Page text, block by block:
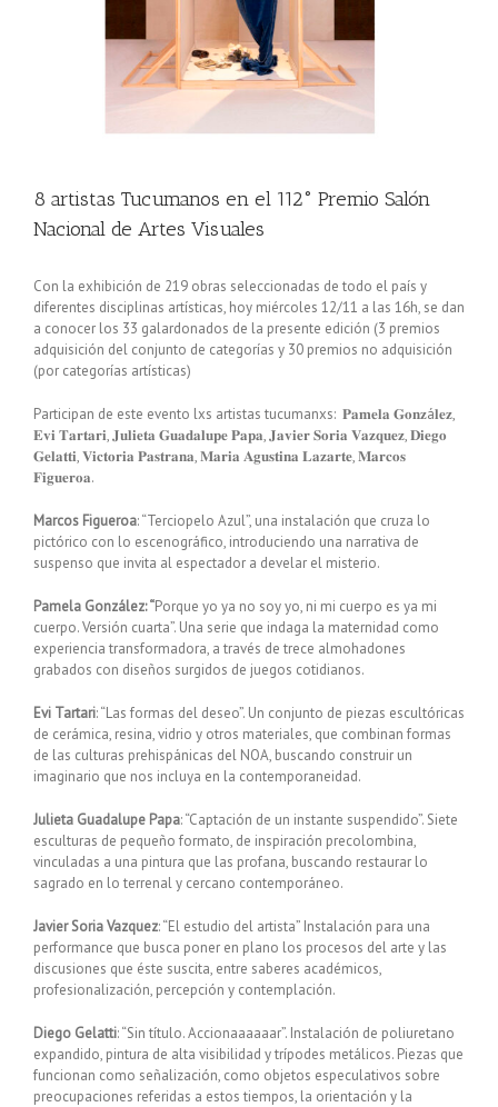
8 artistas Tucumanos en el 112° Premio Salón
Nacional de Artes Visuales
Con la exhibición de 219 obras seleccionadas de todo el país y
diferentes disciplinas artísticas, hoy miércoles 12/11 a las 16h, se dan
a conocer los 33 galardonados de la presente edición (3 premios
adquisición del conjunto de categorías y 30 premios no adquisición
(por categorías artísticas)
Participan de este evento lxs artistas tucumanxs: 𝐏𝐚𝐦𝐞𝐥𝐚 𝐆𝐨𝐧𝐳á𝐥𝐞𝐳,
𝐄𝐯𝐢 𝐓𝐚𝐫𝐭𝐚𝐫𝐢, 𝐉𝐮𝐥𝐢𝐞𝐭𝐚 𝐆𝐮𝐚𝐝𝐚𝐥𝐮𝐩𝐞 𝐏𝐚𝐩𝐚, 𝐉𝐚𝐯𝐢𝐞𝐫 𝐒𝐨𝐫𝐢𝐚 𝐕𝐚𝐳𝐪𝐮𝐞𝐳, 𝐃𝐢𝐞𝐠𝐨
𝐆𝐞𝐥𝐚𝐭𝐭𝐢, 𝐕𝐢𝐜𝐭𝐨𝐫𝐢𝐚 𝐏𝐚𝐬𝐭𝐫𝐚𝐧𝐚, 𝐌𝐚𝐫𝐢𝐚 𝐀𝐠𝐮𝐬𝐭𝐢𝐧𝐚 𝐋𝐚𝐳𝐚𝐫𝐭𝐞, 𝐌𝐚𝐫𝐜𝐨𝐬
𝐅𝐢𝐠𝐮𝐞𝐫𝐨𝐚.
Marcos Figueroa: “Terciopelo Azul”, una instalación que cruza lo
pictórico con lo escenográfico, introduciendo una narrativa de
suspenso que invita al espectador a develar el misterio.
Pamela González: “Porque yo ya no soy yo, ni mi cuerpo es ya mi
cuerpo. Versión cuarta”. Una serie que indaga la maternidad como
experiencia transformadora, a través de trece almohadones
grabados con diseños surgidos de juegos cotidianos.
Evi Tartari: “Las formas del deseo”. Un conjunto de piezas escultóricas
de cerámica, resina, vidrio y otros materiales, que combinan formas
de las culturas prehispánicas del NOA, buscando construir un
imaginario que nos incluya en la contemporaneidad.
Julieta Guadalupe Papa: “Captación de un instante suspendido”. Siete
esculturas de pequeño formato, de inspiración precolombina,
vinculadas a una pintura que las profana, buscando restaurar lo
sagrado en lo terrenal y cercano contemporáneo.
Javier Soria Vazquez: “El estudio del artista” Instalación para una
performance que busca poner en plano los procesos del arte y las
discusiones que éste suscita, entre saberes académicos,
profesionalización, percepción y contemplación.
Diego Gelatti: “Sin título. Accionaaaaaar”. Instalación de poliuretano
expandido, pintura de alta visibilidad y trípodes metálicos. Piezas que
funcionan como señalización, como objetos especulativos sobre
preocupaciones referidas a estos tiempos, la orientación y la